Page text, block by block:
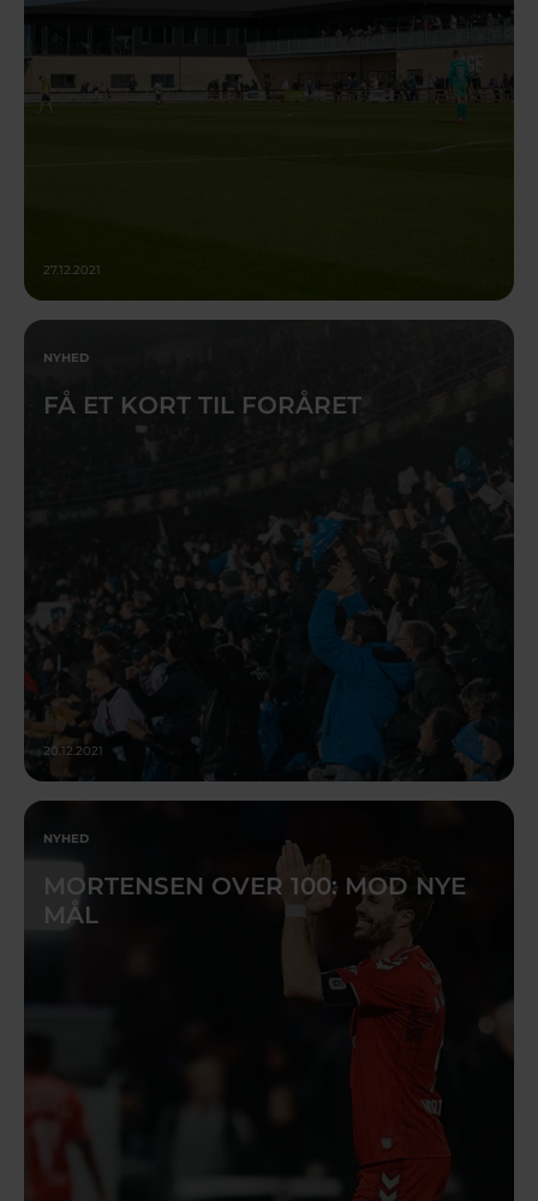
27.12.2021
NYHED
FÅ ET KORT TIL FORÅRET
20.12.2021
NYHED
MORTENSEN OVER 100: MOD NYE
MÅL